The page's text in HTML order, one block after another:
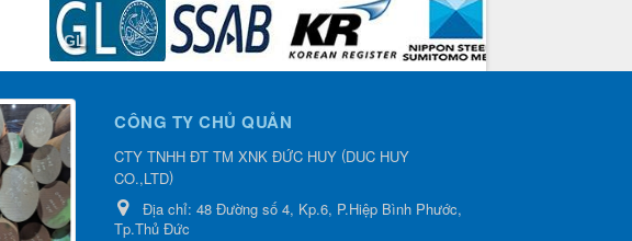
CÔNG TY CHỦ QUẢN
CTY TNHH ĐT TM XNK ĐỨC HUY (DUC HUY
CO.,LTD)
Địa chỉ: 48 Đường số 4, Kp.6, P.Hiệp Bình Phước,
Tp.Thủ Đức